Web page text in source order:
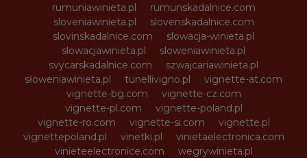
rumuniawinieta.pl
rumunskadalnice.com
sloveniawinieta.pl
slovenskadalnice.com
slovinskadalnice.com
slowacja-winieta.pl
slowacjawinieta.pl
sloweniawinieta.pl
svycarskadalnice.com
szwajcariawinieta.pl
słoweniawinieta.pl
tunellivigno.pl
vignette-at.com
vignette-bg.com
vignette-cz.com
vignette-pl.com
vignette-poland.pl
vignette-ro.com
vignette-si.com
vignette.pl
vignettepoland.pl
vinetki.pl
vinietaelectronica.com
vinieteelectronice.com
wegrywinieta.pl